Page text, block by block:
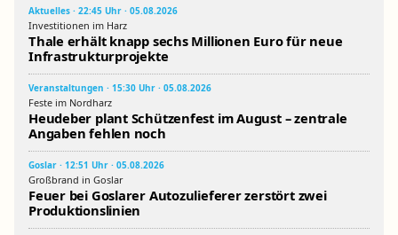
Aktuelles · 22:45 Uhr · 05.08.2026
Investitionen im Harz
Thale erhält knapp sechs Millionen Euro für neue
Infrastrukturprojekte
Veranstaltungen · 15:30 Uhr · 05.08.2026
Feste im Nordharz
Heudeber plant Schützenfest im August – zentrale
Angaben fehlen noch
Goslar · 12:51 Uhr · 05.08.2026
Großbrand in Goslar
Feuer bei Goslarer Autozulieferer zerstört zwei
Produktionslinien